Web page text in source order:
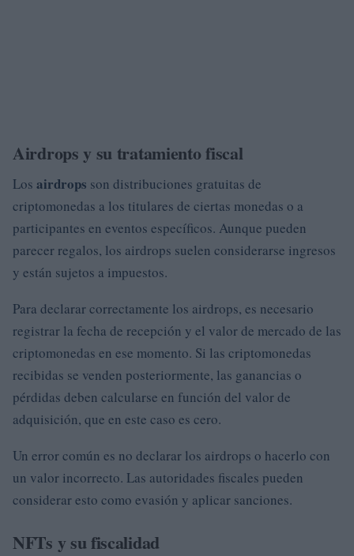
Airdrops y su tratamiento fiscal
Los airdrops son distribuciones gratuitas de
criptomonedas a los titulares de ciertas monedas o a
participantes en eventos específicos. Aunque pueden
parecer regalos, los airdrops suelen considerarse ingresos
y están sujetos a impuestos.
Para declarar correctamente los airdrops, es necesario
registrar la fecha de recepción y el valor de mercado de las
criptomonedas en ese momento. Si las criptomonedas
recibidas se venden posteriormente, las ganancias o
pérdidas deben calcularse en función del valor de
adquisición, que en este caso es cero.
Un error común es no declarar los airdrops o hacerlo con
un valor incorrecto. Las autoridades fiscales pueden
considerar esto como evasión y aplicar sanciones.
NFTs y su fiscalidad